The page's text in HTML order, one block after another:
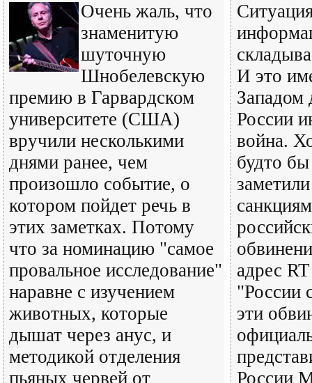
Очень жаль, что
знаменитую
шуточную
Шнобелевскую
премию в Гарвардском
университете (США)
вручили несколькими
днями ранее, чем
произошло событие, о
котором пойдет речь в
этих заметках. Потому
что за номинацию "самое
провальное исследование"
наравне с изучением
животных, которые
дышат через анус, и
методикой отделения
пьяных червей от
И это
Западом
России
война.
будто
адрес
"России
эти
России